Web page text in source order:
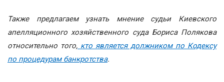
Также предлагаем узнать мнение судьи Киевского
апелляционного хозяйственного суда Бориса Полякова
относительно того, кто является должником по Кодексу
по процедурам банкротства.